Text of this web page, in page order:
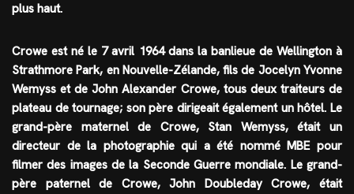
plus haut.
Crowe est né le 7 avril 1964 dans la banlieue de Wellington à
Strathmore Park, en Nouvelle-Zélande, fils de Jocelyn Yvonne
Wemyss et de John Alexander Crowe, tous deux traiteurs de
plateau de tournage; son père dirigeait également un hôtel. Le
grand-père maternel de Crowe, Stan Wemyss, était un
directeur de la photographie qui a été nommé MBE pour
filmer des images de la Seconde Guerre mondiale. Le grand-
père paternel de Crowe, John Doubleday Crowe, était